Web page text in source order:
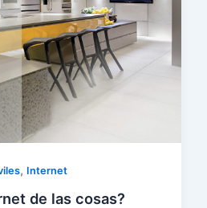
, Internet
de las cosas?